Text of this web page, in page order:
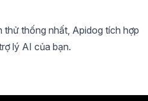
thử thống nhất, Apidog tích hợp
lý AI của bạn.